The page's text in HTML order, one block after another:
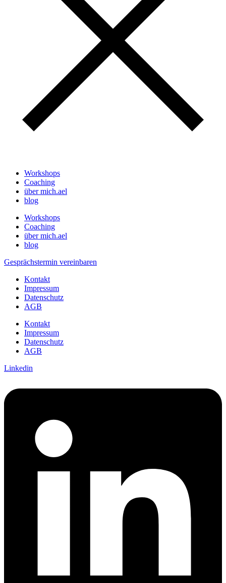
Workshops
Coaching
über mich.ael
blog
Workshops
Coaching
über mich.ael
blog
Gesprächstermin vereinbaren
Kontakt
Impressum
Datenschutz
AGB
Kontakt
Impressum
Datenschutz
AGB
Linkedin